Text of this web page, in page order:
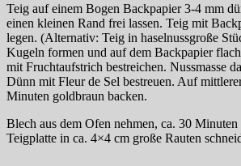
Teig auf einem Bogen Backpapier 3-4 mm
einen kleinen Rand frei lassen. Teig mit
legen. (Alternativ: Teig in haselnussgroße
Kugeln formen und auf dem Backpapier
mit Fruchtaufstrich bestreichen. Nussmasse
Dünn mit Fleur de Sel bestreuen. Auf
Minuten goldbraun backen.
Blech aus dem Ofen nehmen, ca. 30 Minuten
Teigplatte in ca. 4×4 cm große Rauten